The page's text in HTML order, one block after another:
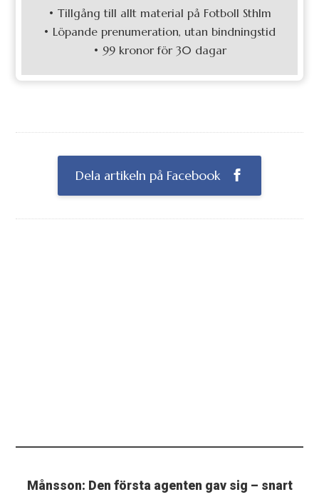
• Tillgång till allt material på Fotboll Sthlm
• Löpande prenumeration, utan bindningstid
• 99 kronor för 30 dagar
Dela artikeln på Facebook
Månsson: Den första agenten gav sig – snart